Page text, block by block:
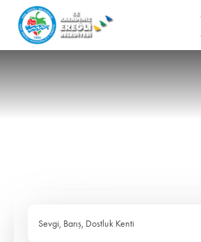
Sevgi, Barış, Dostluk Kenti